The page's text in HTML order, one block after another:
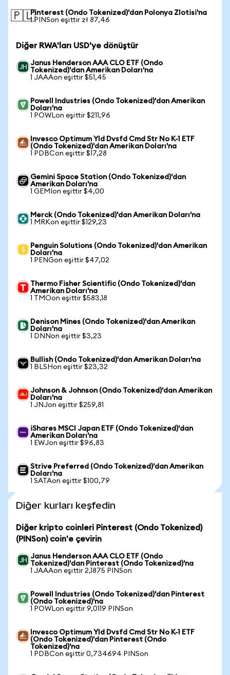
🇵🇱Pinterest (Ondo Tokenized)'dan Polonya Zlotisi'na
1 PINSon eşittir zł 87,46
Diğer RWA'ları USD'ye dönüştür
Janus Henderson AAA CLO ETF (Ondo
Tokenized)'dan Amerikan Doları'na
1 JAAAon eşittir $51,45
Powell Industries (Ondo Tokenized)'dan Amerikan
Doları'na
1 POWLon eşittir $211,96
Invesco Optimum Yld Dvsfd Cmd Str No K-1 ETF
(Ondo Tokenized)'dan Amerikan Doları'na
1 PDBCon eşittir $17,28
Gemini Space Station (Ondo Tokenized)'dan
Amerikan Doları'na
1 GEMIon eşittir $4,00
Merck (Ondo Tokenized)'dan Amerikan Doları'na
1 MRKon eşittir $129,23
Penguin Solutions (Ondo Tokenized)'dan Amerikan
Doları'na
1 PENGon eşittir $47,02
Thermo Fisher Scientific (Ondo Tokenized)'dan
Amerikan Doları'na
1 TMOon eşittir $583,18
Denison Mines (Ondo Tokenized)'dan Amerikan
Doları'na
1 DNNon eşittir $3,23
Bullish (Ondo Tokenized)'dan Amerikan Doları'na
1 BLSHon eşittir $23,32
Johnson & Johnson (Ondo Tokenized)'dan Amerikan
Doları'na
1 JNJon eşittir $259,81
iShares MSCI Japan ETF (Ondo Tokenized)'dan
Amerikan Doları'na
1 EWJon eşittir $96,83
Strive Preferred (Ondo Tokenized)'dan Amerikan
Doları'na
1 SATAon eşittir $100,79
Diğer kurları keşfedin
Diğer kripto coinleri Pinterest (Ondo Tokenized)
(PINSon) coin'e çevirin
Janus Henderson AAA CLO ETF (Ondo
Tokenized)'dan Pinterest (Ondo Tokenized)'na
1 JAAAon eşittir 2,1875 PINSon
Powell Industries (Ondo Tokenized)'dan Pinterest
(Ondo Tokenized)'na
1 POWLon eşittir 9,0119 PINSon
Invesco Optimum Yld Dvsfd Cmd Str No K-1 ETF
(Ondo Tokenized)'dan Pinterest (Ondo
Tokenized)'na
1 PDBCon eşittir 0,734694 PINSon